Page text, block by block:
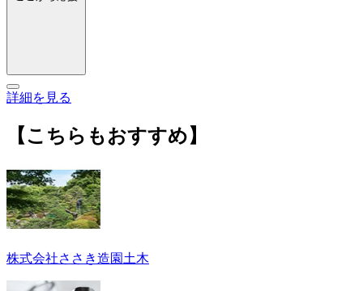
詳細を見る
【こちらもおすすめ】
株式会社ささき造園土木